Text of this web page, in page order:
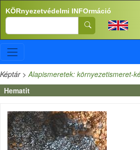
Ugrás a tartalomra
KÖRnyezetvédelmi INFOrmáció
Search
Képtár>Alapismeretek: környezetismeret-
Hematit